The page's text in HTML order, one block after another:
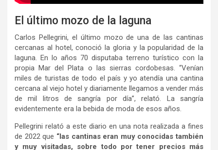
El último mozo de la laguna
Carlos Pellegrini, el último mozo de una de las cantinas
cercanas al hotel, conoció la gloria y la popularidad de la
laguna. En lo años 70 disputaba terreno turístico con la
propia Mar del Plata o las sierras cordobesas. “Venían
miles de turistas de todo el país y yo atendía una cantina
cercana al viejo hotel y diariamente llegamos a vender más
de mil litros de sangría por día”, relató. La sangría
evidentemente era la bebida de moda de esos años.
Pellegrini relató a este diario en una nota realizada a fines
de 2022 que “las cantinas eran muy conocidas también
y muy visitadas, sobre todo por tener precios más